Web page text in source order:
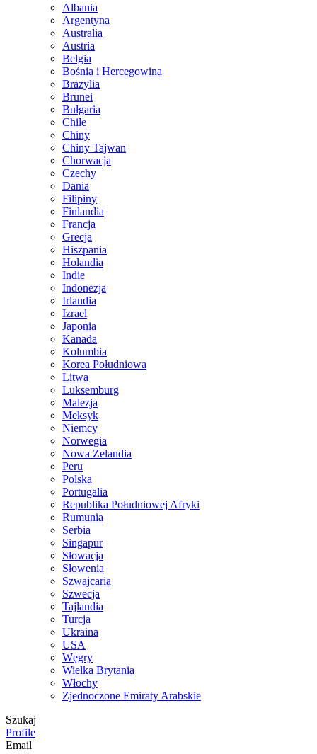
Albania
Argentyna
Australia
Austria
Belgia
Bośnia i Hercegowina
Brazylia
Brunei
Bułgaria
Chile
Chiny
Chiny Tajwan
Chorwacja
Czechy
Dania
Filipiny
Finlandia
Francja
Grecja
Hiszpania
Holandia
Indie
Indonezja
Irlandia
Izrael
Japonia
Kanada
Kolumbia
Korea Południowa
Litwa
Luksemburg
Malezja
Meksyk
Niemcy
Norwegia
Nowa Zelandia
Peru
Polska
Portugalia
Republika Południowej Afryki
Rumunia
Serbia
Singapur
Słowacja
Słowenia
Szwajcaria
Szwecja
Tajlandia
Turcja
Ukraina
USA
Węgry
Wielka Brytania
Włochy
Zjednoczone Emiraty Arabskie
Szukaj
Profile
Email